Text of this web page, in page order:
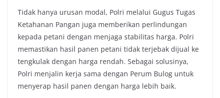
Tidak hanya urusan modal, Polri melalui Gugus Tugas
Ketahanan Pangan juga memberikan perlindungan
kepada petani dengan menjaga stabilitas harga. Polri
memastikan hasil panen petani tidak terjebak dijual ke
tengkulak dengan harga rendah. Sebagai solusinya,
Polri menjalin kerja sama dengan Perum Bulog untuk
menyerap hasil panen dengan harga lebih baik.